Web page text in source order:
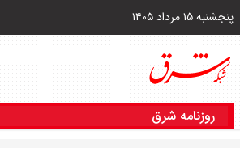
پنجشنبه ۱۵ مرداد ۱۴۰۵
روزنامه شرق